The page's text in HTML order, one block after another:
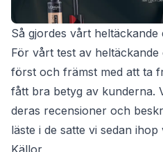
Så gjordes vårt
För vårt test av
först och främst med att ta
fått bra betyg av kunderna.
deras recensioner och
läste i de satte vi sedan